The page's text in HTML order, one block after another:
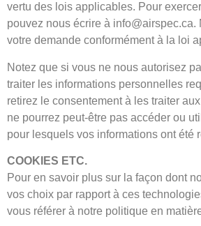
vertu des lois applicables. Pour
pouvez nous écrire à info@airspec.ca.
votre demande conformément à la loi
Notez que si vous ne nous autorisez
traiter les informations personnelles
retirez le consentement à les traiter
ne pourrez peut-être pas accéder ou
pour lesquels vos informations ont été
COOKIES ETC.
Pour en savoir plus sur la façon dont
vos choix par rapport à ces
vous référer à notre politique en